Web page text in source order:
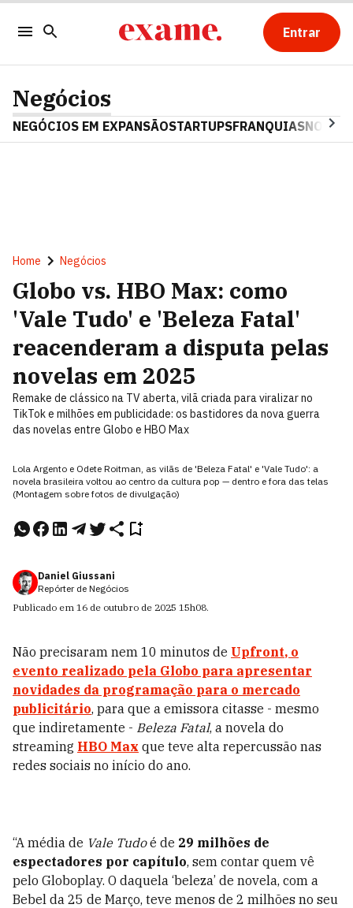
Entrar
Negócios
NEGÓCIOS EM EXPANSÃOSTARTUPSFRANQUIAS
Home Negócios
Globo vs. HBO Max: como
'Vale Tudo' e 'Beleza Fatal'
reacenderam a disputa pelas
novelas em 2025
Remake de clássico na TV aberta, vilã criada para viralizar no
TikTok e milhões em publicidade: os bastidores da nova guerra
das novelas entre Globo e HBO Max
Lola Argento e Odete Roitman, as vilãs de 'Beleza Fatal' e 'Vale Tudo': a
novela brasileira voltou ao centro da cultura pop — dentro e fora das telas
(Montagem sobre fotos de divulgação)
Daniel Giussani
Repórter de Negócios
Publicado em 16 de outubro de 2025 15h08.
Não precisaram nem 10 minutos de Upfront, o
evento realizado pela Globo para apresentar
novidades da programação para o mercado
publicitário, para que a emissora citasse - mesmo
que indiretamente - Beleza Fatal, a novela do
streaming HBO Max que teve alta repercussão nas
redes sociais no início do ano.
“A média de Vale Tudoé de 29 milhões de
espectadores por capítulo, sem contar quem vê
pelo Globoplay. O daquela ‘beleza’ de novela, com a
Bebel da 25 de Março, teve menos de 2 milhões no seu